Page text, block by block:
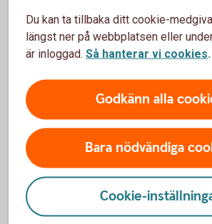
Hur fungerar amorteringarna på
Energirådgivning via
Behöver ni hjälp av en energiexpert?
Du kan ta tillbaka ditt cookie-
längst ner på webbplatsen eller
är inloggad. Så hanterar vi cookies.
Godkänn alla
Bara nödvändiga
Cookie-